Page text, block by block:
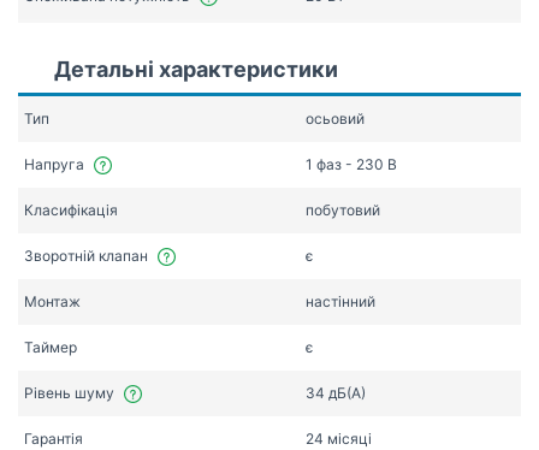
Детальні характеристики
Тип осьовий
Напруга 1 фаз - 230 В
Класифікація побутовий
Зворотній клапан є
Монтаж настінний
Таймер є
Рівень шуму 34 дБ(А)
Гарантія 24 місяці